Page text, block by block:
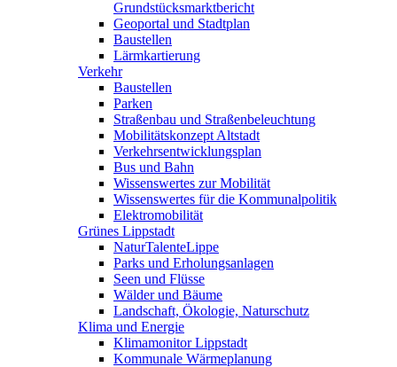
Grundstücksmarktbericht
Geoportal und Stadtplan
Baustellen
Lärmkartierung
Verkehr
Baustellen
Parken
Straßenbau und Straßenbeleuchtung
Mobilitätskonzept Altstadt
Verkehrsentwicklungsplan
Bus und Bahn
Wissenswertes zur Mobilität
Wissenswertes für die Kommunalpolitik
Elektromobilität
Grünes Lippstadt
NaturTalenteLippe
Parks und Erholungsanlagen
Seen und Flüsse
Wälder und Bäume
Landschaft, Ökologie, Naturschutz
Klima und Energie
Klimamonitor Lippstadt
Kommunale Wärmeplanung